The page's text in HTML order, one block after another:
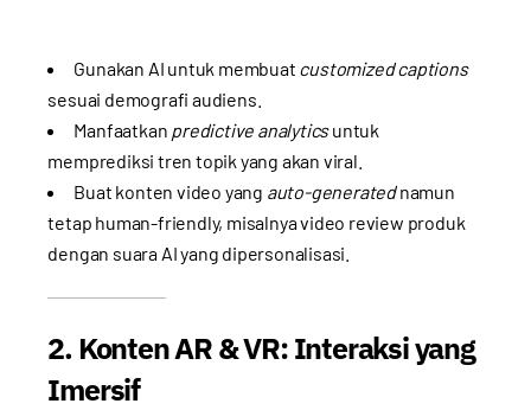
Gunakan AI untuk membuat customized captions
sesuai demografi audiens.
Manfaatkan predictive analyticsuntuk
memprediksi tren topik yang akan viral.
Buat konten video yang auto-generatednamun
tetap human-friendly, misalnya video review produk
dengan suara AI yang dipersonalisasi.
2. Konten AR & VR: Interaksi yang
Imersif